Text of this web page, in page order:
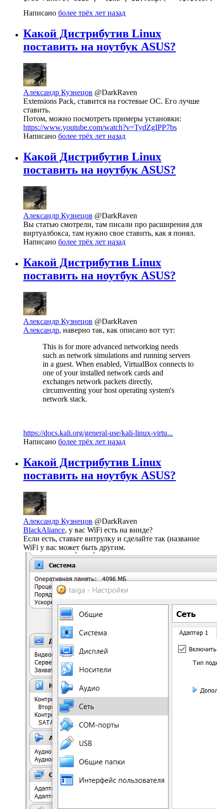
Написано более трёх лет назад
Какой Дистрибутив Linux
поставить на ноутбук ASUS?
Александр Кузнецов @DarkRaven
Extensions Pack, ставится на гостевые ОС. Его лучше
ставить.
Потом, можно посмотреть примеры установки:
https://www.youtube.com/watch?v=TydZgIPP7bs
Написано более трёх лет назад
Какой Дистрибутив Linux
поставить на ноутбук ASUS?
Александр Кузнецов @DarkRaven
Вы статью смотрели, там писали про расширения для
виртуалбокса, там нужно свое ставить, как я понял.
Написано более трёх лет назад
Какой Дистрибутив Linux
поставить на ноутбук ASUS?
Александр Кузнецов @DarkRaven
Александр, наверно так, как описано вот тут:
This is for more advanced networking needs
such as network simulations and running servers
in a guest. When enabled, VirtualBox connects to
one of your installed network cards and
exchanges network packets directly,
circumventing your host operating system's
network stack.
https://docs.kali.org/general-use/kali-linux-virtu...
Написано более трёх лет назад
Какой Дистрибутив Linux
поставить на ноутбук ASUS?
Александр Кузнецов @DarkRaven
BlackAliance, у вас WiFi есть на винде?
Если есть, ставьте витрулку и сделайте так (название
WiFi у вас может быть другим.